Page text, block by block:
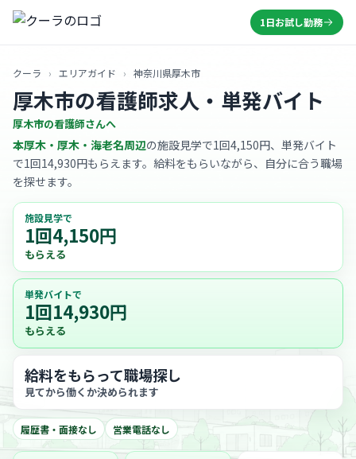
1日お試し勤務
クーラ › エリアガイド › 神奈川県厚木市
厚木市の看護師求人・単発バイト
厚木市の看護師さんへ
本厚木・厚木・海老名周辺の施設見学で1回4,150円、単発バイト
で1回14,930円もらえます。給料をもらいながら、自分に合う職場
を探せます。
施設見学で
1回4,150円
もらえる
単発バイトで
1回14,930円
もらえる
給料をもらって職場探し
見てから働くか決められます
履歴書・面接なし 営業電話なし